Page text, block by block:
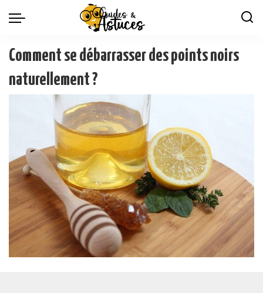
Comment se débarrasser des points noirs
naturellement ?